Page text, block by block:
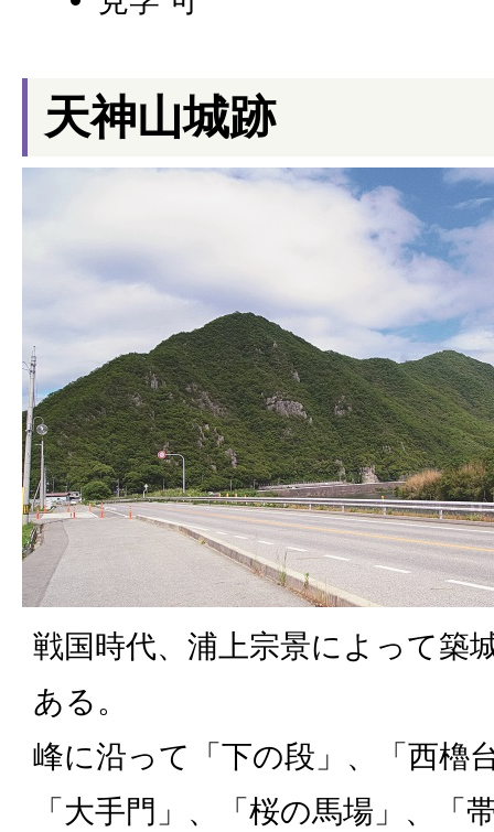
天神山城跡
戦国時代、浦上宗景によって築
ある。
峰に沿って「下の段」、「西櫓
「大手門」、「桜の馬場」、「